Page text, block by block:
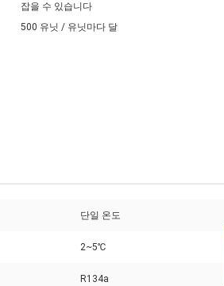
잡을 수 있습니다
500 유닛 / 유닛마다 달
단일 온도
2~5℃
R134a